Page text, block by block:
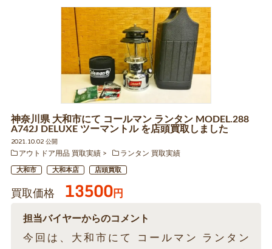
神奈川県 大和市にて コールマン ランタン MODEL.288
A742J DELUXE ツーマントル を店頭買取しました
2021.10.02 公開
アウトドア用品 買取実績
ランタン 買取実績
大和市 大和本店 店頭買取
買取価格 13500円
担当バイヤーからのコメント
今回は、大和市にて コールマン ランタン